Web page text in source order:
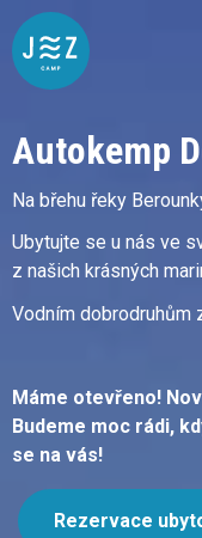
Autokemp
Na břehu řeky
Ubytujte se u nás ve
z našich krásných
Vodním dobrodruhům
Máme otevřeno!
Budeme moc rádi,
se na vás!
Rezervace